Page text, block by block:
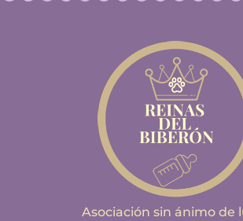
Asociación sin ánimo de